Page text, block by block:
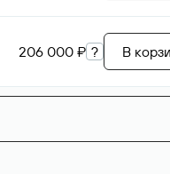
206 000 ₽ ? В